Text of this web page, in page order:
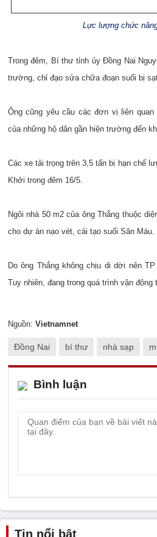
Lực lượng chức
Trong đêm, Bí thư tỉnh ủy Đồng Nai
trường, chỉ đạo sửa chữa đoạn suối bị
Ông cũng yêu cầu các đơn vị liên
của những hộ dân gần hiện trường đến
Các xe tải trọng trên 3,5 tấn bị hạn chế
Khởi trong đêm 16/5.
Ngôi nhà 50 m2 của ông Thắng thuộc
cho dự án nạo vét, cải tạo suối Săn Máu.
Do ông Thắng không chịu di dời nên
Tuy nhiên, đang trong quá trình vận động
Nguồn: Vietnamnet
Đồng Nai bí thư nhà sạp
Bình luận
Tin nổi bật